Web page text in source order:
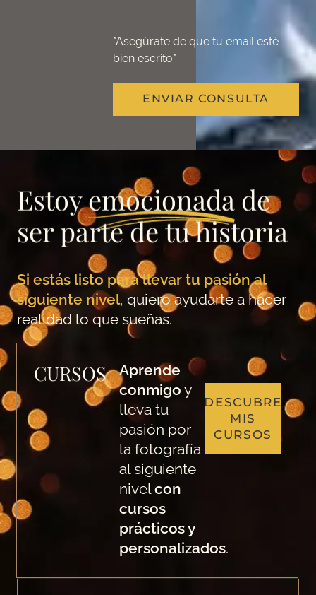
*Asegúrate de que tu email esté
bien escrito*
ENVIAR CONSULTA
Estoyemocionadade
ser parte de tu historia
Si estás listo para llevar tu pasión al
siguiente nivel, quiero ayudarte a hacer
realidad lo que sueñas.
CURSOS
Aprende
conmigo y
lleva tu
pasión por
la fotografía
al siguiente
nivelcon
cursos
prácticos y
personalizados.
DESCUBRE
MIS
CURSOS